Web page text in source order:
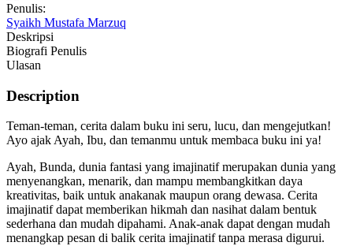
Penulis:
Syaikh Mustafa Marzuq
Deskripsi
Biografi Penulis
Ulasan
Description
Teman-teman, cerita dalam buku ini seru, lucu, dan mengejutkan!
Ayo ajak Ayah, Ibu, dan temanmu untuk membaca buku ini ya!
Ayah, Bunda, dunia fantasi yang imajinatif merupakan dunia yang
menyenangkan, menarik, dan mampu membangkitkan daya
kreativitas, baik untuk anakanak maupun orang dewasa. Cerita
imajinatif dapat memberikan hikmah dan nasihat dalam bentuk
sederhana dan mudah dipahami. Anak-anak dapat dengan mudah
menangkap pesan di balik cerita imajinatif tanpa merasa digurui.